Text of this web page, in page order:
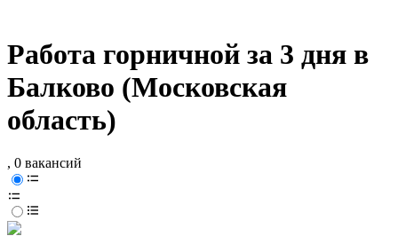
Работа горничной за 3 дня в
Балково (Московская
область)
, 0 вакансий